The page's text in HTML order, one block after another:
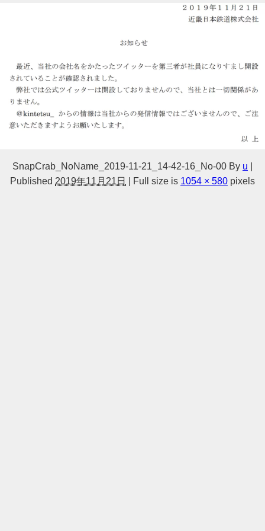
SnapCrab_NoName_2019-11-21_14-42-16_No-00 By u
Published 2019年11月21日 Full size is 1054 × 580 pixels